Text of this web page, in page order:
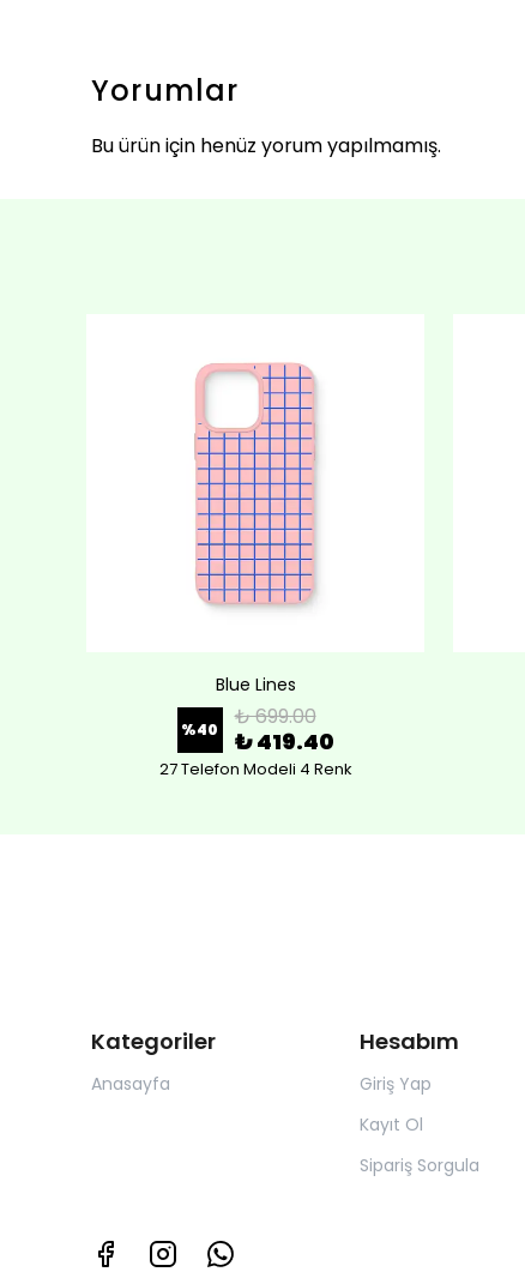
Yorumlar
Bu ürün için henüz yorum yapılmamış.
Blue Lines
%40 ₺ 699.00
₺ 419.40
27 Telefon Modeli 4 Renk
Kategoriler
Anasayfa
Hesabım
Giriş Yap
Kayıt Ol
Sipariş Sorgula